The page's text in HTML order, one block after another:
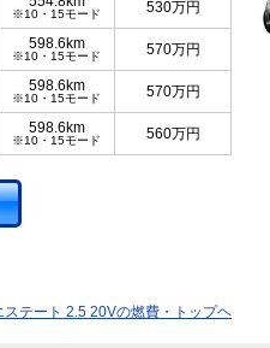
※10・15モード 530万円
598.6km
※10・15モード 570万円
598.6km
※10・15モード 570万円
598.6km
※10・15モード 560万円
ステート 2.5 20Vの燃費・トップヘ